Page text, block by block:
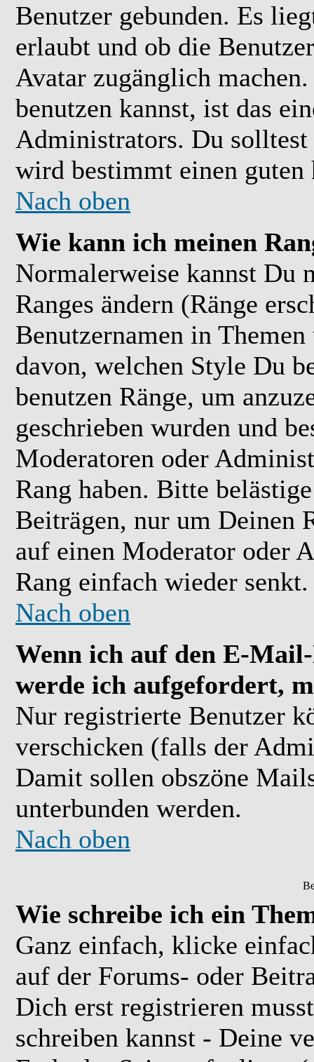
Benutzer gebunden. Es
erlaubt und ob die
Avatar zugänglich
benutzen kannst, ist das
Administrators. Du
wird bestimmt einen guten
Nach oben
Wie kann ich meinen
Normalerweise kannst Du
Ranges ändern (Ränge
Benutzernamen in
davon, welchen Style Du
benutzen Ränge, um
geschrieben wurden und
Moderatoren oder
Rang haben. Bitte
Beiträgen, nur um Deinen
auf einen Moderator oder
Rang einfach wieder senkt.
Nach oben
Wenn ich auf den E-
werde ich aufgefordert,
Nur registrierte Benutzer
verschicken (falls der
Damit sollen obszöne
unterbunden werden.
Nach oben
Wie schreibe ich ein
Ganz einfach, klicke
auf der Forums- oder
Dich erst registrieren
schreiben kannst - Deine